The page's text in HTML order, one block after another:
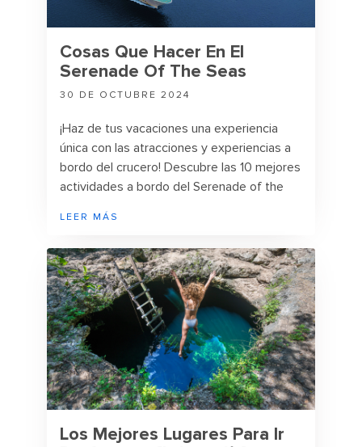
Cosas Que Hacer En El
Serenade Of The Seas
30 DE OCTUBRE 2024
¡Haz de tus vacaciones una experiencia
única con las atracciones y experiencias a
bordo del crucero! Descubre las 10 mejores
actividades a bordo del Serenade of the
LEER MÁS
Los Mejores Lugares Para Ir